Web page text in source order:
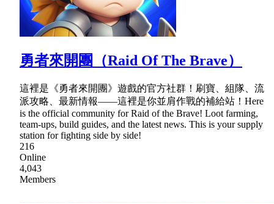
勇者來開團（Raid Of The Brave）
這裡是《勇者來開團》遊戲的官方社群！刷寶、組隊、流
派攻略、最新情報——這裡是你並肩作戰的補給站！Here
is the official community for Raid of the Brave! Loot farming,
team-ups, build guides, and the latest news. This is your supply
station for fighting side by side!
216
Online
4,043
Members